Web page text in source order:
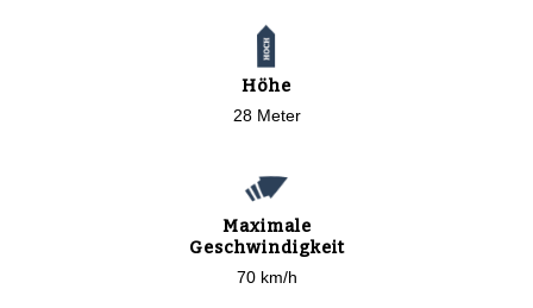
Höhe
28 Meter
Maximale
Geschwindigkeit
70 km/h